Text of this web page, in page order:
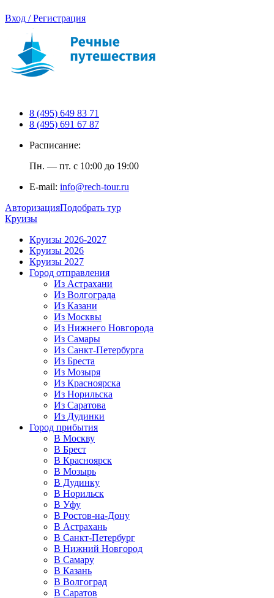
Вход / Регистрация
8 (495) 649 83 71
8 (495) 691 67 87
Расписание:
Пн. — пт. с 10:00 до 19:00
E-mail: info@rech-tour.ru
АвторизацияПодобрать тур
Круизы
Круизы 2026-2027
Круизы 2026
Круизы 2027
Город отправления
Из Астрахани
Из Волгограда
Из Казани
Из Москвы
Из Нижнего Новгорода
Из Самары
Из Санкт-Петербурга
Из Бреста
Из Мозыря
Из Красноярска
Из Норильска
Из Саратова
Из Дудинки
Город прибытия
В Москву
В Брест
В Красноярск
В Мозырь
В Дудинку
В Норильск
В Уфу
В Ростов-на-Дону
В Астрахань
В Санкт-Петербург
В Нижний Новгород
В Самару
В Казань
В Волгоград
В Саратов